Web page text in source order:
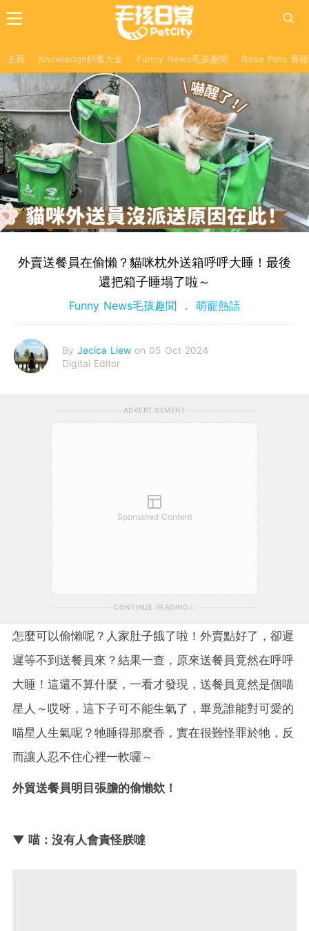
主頁 Knowledge飼養大全 Funny News毛孩趣聞 Raise Pets 養
外賣送餐員在偷懶？貓咪枕外送箱呼呼大睡！最後
還把箱子睡塌了啦～
Funny News毛孩趣聞 萌寵熱話
By Jecica Liew on 05 Oct 2024
Digital Editor
ADVERTISEMENT
Sponsored Content
CONTINUE READING
怎麼可以偷懶呢？人家肚子餓了啦！外賣點好了，卻遲
遲等不到送餐員來？結果一查，原來送餐員竟然在呼呼
大睡！這還不算什麼，一看才發現，送餐員竟然是個喵
星人～哎呀，這下子可不能生氣了，畢竟誰能對可愛的
喵星人生氣呢？牠睡得那麼香，實在很難怪罪於牠，反
而讓人忍不住心裡一軟囉～
外貿送餐員明目張膽的偷懶欸！
▼ 喵：沒有人會責怪朕噠